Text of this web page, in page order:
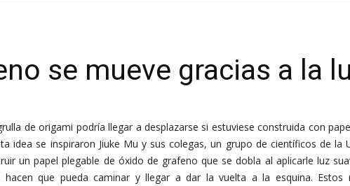
se mueve gracias a la
de origami podría llegar a desplazarse si estuviese construida con
idea se inspiraron Jiuke Mu y sus colegas, un grupo de científicos de la
un papel plegable de óxido de grafeno que se dobla al aplicarle luz
hacen que pueda caminar y llegar a dar la vuelta a la esquina. Estos